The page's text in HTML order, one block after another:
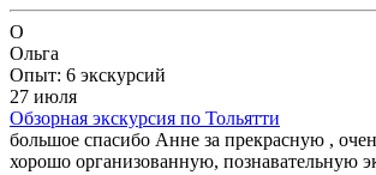
О
Ольга
Опыт: 6 экскурсий
27 июля
Обзорная экскурсия по Тольятти
большое спасибо Анне за прекрасную ,
хорошо организованную, познавательную